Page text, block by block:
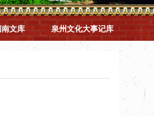
南文库 泉州文化大事记库